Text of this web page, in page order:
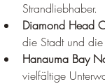
Strandliebhaber.
Diamond Head
die Stadt und die
Hanauma Bay
vielfältige